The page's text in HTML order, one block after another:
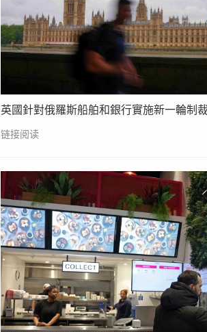
英國針對俄羅斯船舶和銀行實施新一輪制
链接阅读